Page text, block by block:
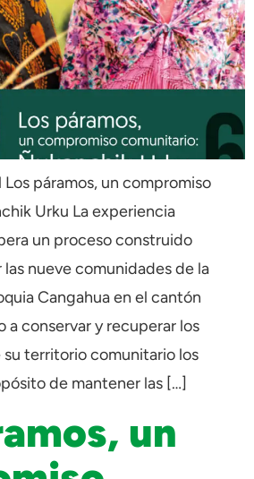
páramos, un compromiso
Urku La experiencia
un proceso construido
nueve comunidades de la
Cangahua en el cantón
a conservar y recuperar los
su territorio comunitario los
de mantener las […]
un